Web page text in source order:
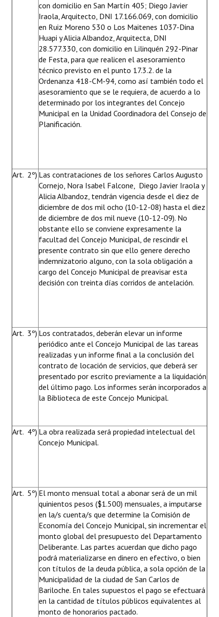
con domicilio en San Martín 405; Diego Javier
Iraola, Arquitecto, DNI 17.166.069, con domicilio
en Ruiz Moreno 530 o Los Maitenes 1037-Dina
Huapi y Alicia Albandoz, Arquitecta, DNI
28.577.330, con domicilio en Lilinquén 292-Pinar
de Festa, para que realicen el asesoramiento
técnico previsto en el punto 17.3.2. de la
Ordenanza 418-CM-94, como así también todo el
asesoramiento que se le requiera, de acuerdo a lo
determinado por los integrantes del Concejo
Municipal en la Unidad Coordinadora del Consejo de
Planificación.
Art. 2º) Las contrataciones de los señores Carlos Augusto
Cornejo, Nora Isabel Falcone, Diego Javier Iraola y
Alicia Albandoz, tendrán vigencia desde el diez de
diciembre de dos mil ocho (10-12-08) hasta el diez
de diciembre de dos mil nueve (10-12-09). No
obstante ello se conviene expresamente la
facultad del Concejo Municipal, de rescindir el
presente contrato sin que ello genere derecho
indemnizatorio alguno, con la sola obligación a
cargo del Concejo Municipal de preavisar esta
decisión con treinta días corridos de antelación.
Art. 3º) Los contratados, deberán elevar un informe
periódico ante el Concejo Municipal de las tareas
realizadas y un informe final a la conclusión del
contrato de locación de servicios, que deberá ser
presentado por escrito previamente a la liquidación
del último pago. Los informes serán incorporados a
la Biblioteca de este Concejo Municipal.
Art. 4º) La obra realizada será propiedad intelectual del
Concejo Municipal.
Art. 5º) El monto mensual total a abonar será de un mil
quinientos pesos ($1.500) mensuales, a imputarse
en la/s cuenta/s que determine la Comisión de
Economía del Concejo Municipal, sin incrementar el
monto global del presupuesto del Departamento
Deliberante. Las partes acuerdan que dicho pago
podrá materializarse en dinero en efectivo, o bien
con títulos de la deuda pública, a sola opción de la
Municipalidad de la ciudad de San Carlos de
Bariloche. En tales supuestos el pago se efectuará
en la cantidad de títulos públicos equivalentes al
monto de honorarios pactado.